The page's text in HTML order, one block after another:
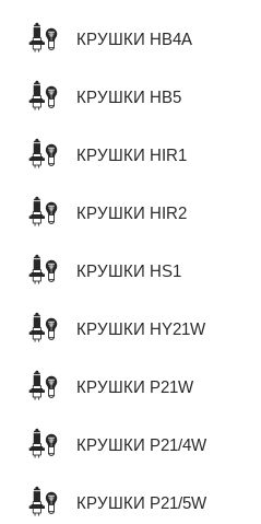
КРУШКИ HB4A
КРУШКИ HB5
КРУШКИ HIR1
КРУШКИ HIR2
КРУШКИ HS1
КРУШКИ HY21W
КРУШКИ P21W
КРУШКИ P21/4W
КРУШКИ P21/5W